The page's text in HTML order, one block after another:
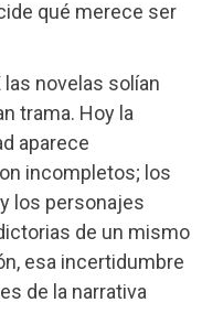
qué merece ser
las novelas solían
trama. Hoy la
aparece
incompletos; los
los personajes
de un mismo
esa incertidumbre
de la narrativa